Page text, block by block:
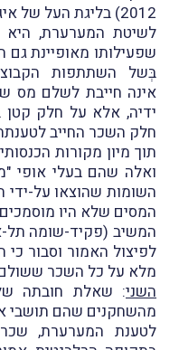
2012) בליגת העל של איגוד הכדורסל – במס שכר.
לשיטת המערערת, היא
שפעילותו מאופיינת גם
בְּשל השתתפות
אינה חייבת לשלם מס
ידיה, אלא על חלק
חלק השכר החייב
תוך מיון מקורות
ואלה שהם בעלי אופי
השומות שהוצאו על-ידי
המסים שלא היו
לפיצול האמור וסבור
מלא על כל השכר ששולם
השני: שאלת חובתה
מהשחקנים שהם תושבי
לטענת המערערת,